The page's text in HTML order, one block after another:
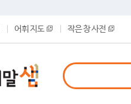
어휘 지도 작은 창 사전